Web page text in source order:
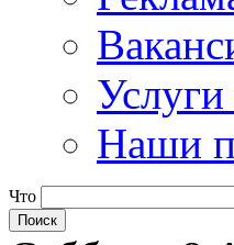
Наши
Что